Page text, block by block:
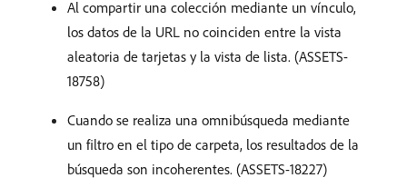
Al compartir una colección mediante un vínculo,
los datos de la URL no coinciden entre la vista
aleatoria de tarjetas y la vista de lista. (ASSETS-
18758)
Cuando se realiza una omnibúsqueda mediante
un filtro en el tipo de carpeta, los resultados de la
búsqueda son incoherentes. (ASSETS-18227)